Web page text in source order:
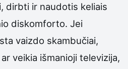
dirbti ir naudotis keliais
diskomforto. Jei
vaizdo skambučiai,
veikia išmanioji televizija,